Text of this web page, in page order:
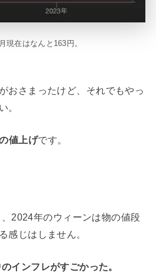
現在はなんと163円。
おさまったけど、それでもやっ
。
値上げです。
2024年のウィーンは物の値段
感じはしません。
インフレがすごかった。